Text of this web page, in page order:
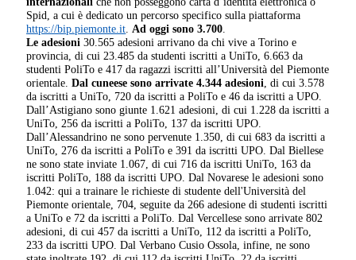
Spid, a cui è dedicato un percorso specifico sulla piattaforma
https://bip.piemonte.it.Ad oggi sono 3.700.
Le adesioni 30.565 adesioni arrivano da chi vive a Torino e
provincia, di cui 23.485 da studenti iscritti a UniTo, 6.663 da
studenti PoliTo e 417 da ragazzi iscritti all’Università del Piemonte
orientale.Dal cuneese sono arrivate 4.344 adesioni, di cui 3.578
da iscritti a UniTo, 720 da iscritti a PoliTo e 46 da iscritti a UPO.
Dall’Astigiano sono giunte 1.621 adesioni, di cui 1.228 da iscritti a
UniTo, 256 da iscritti a PoliTo, 137 da iscritti UPO.
Dall’Alessandrino ne sono pervenute 1.350, di cui 683 da iscritti a
UniTo, 276 da iscritti a PoliTo e 391 da iscritti UPO. Dal Biellese
ne sono state inviate 1.067, di cui 716 da iscritti UniTo, 163 da
iscritti PoliTo, 188 da iscritti UPO. Dal Novarese le adesioni sono
1.042: qui a trainare le richieste di studente dell'Università del
Piemonte orientale, 704, seguite da 266 adesione di studenti iscritti
a UniTo e 72 da iscritti a PoliTo. Dal Vercellese sono arrivate 802
adesioni, di cui 457 da iscritti a UniTo, 112 da iscritti a PoliTo,
233 da iscritti UPO. Dal Verbano Cusio Ossola, infine, ne sono